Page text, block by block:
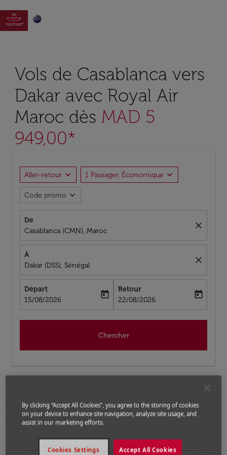

Vols de Casablanca vers
Dakar avec Royal Air
Maroc dès MAD 5
949,00*
Aller-retour expand_more 1 Passager, Économique expand_more
Code promo expand_more
De
Casablanca (CMN), Maroc
close
À
Dakar (DSS), Sénégal
close
Départ
fc-booking-departure-date-aria-label
15/08/2026
today
Retour
fc-booking-return-date-aria-label
22/08/2026
today
Chercher
Accueil Vols Vols pour Sénégal
Vols de
Casablanca a Dakar
Prochains Vols de Casablanca vers
By clicking “Accept All Cookies”, you agree to the storing of cookies
on your device to enhance site navigation, analyze site usage, and
assist in our marketing efforts.
Accept All Cookies
Cookies Settings